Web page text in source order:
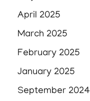
April 2025
March 2025
February 2025
January 2025
September 2024